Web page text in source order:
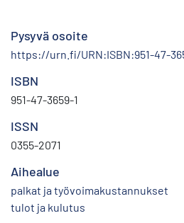
Pysyvä osoite
https://urn.fi/URN:ISBN:951-47-
ISBN
951-47-3659-1
ISSN
0355-2071
Aihealue
palkat ja työvoimakustannukset
tulot ja kulutus